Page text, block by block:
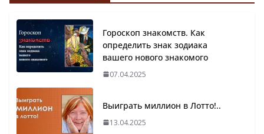
Гороскоп знакомств. Как
определить знак зодиака
вашего нового знакомого
07.04.2025
Выиграть миллион в Лотто!..
13.04.2025